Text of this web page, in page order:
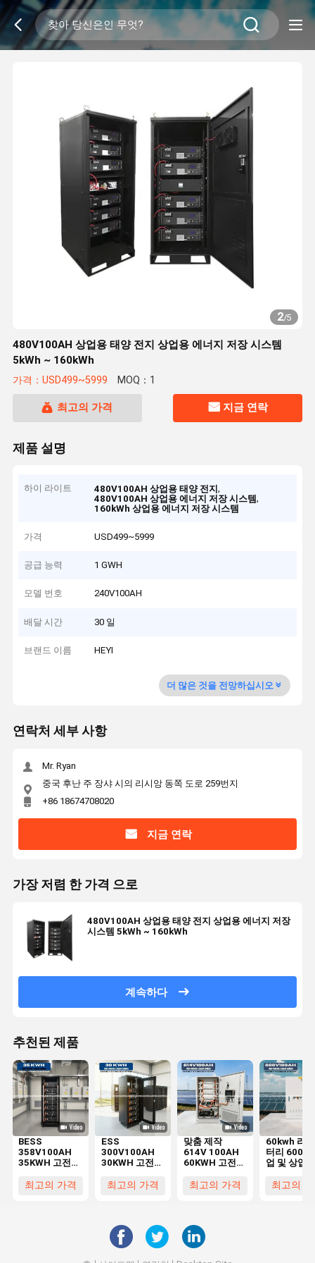
2/5
480V100AH 상업용 태양 전지 상업용 에너지 저장 시스템
5kWh ~ 160kWh
가격：USD499~5999 MOQ：1
최고의 가격 지금 연락
제품 설명
하이 라이트 480V100AH 상업용 태양 전지,
480V100AH 상업용 에너지 저장 시스템,
160kWh 상업용 에너지 저장 시스템
가격 USD499~5999
공급 능력 1 GWH
모델 번호 240V100AH
배달 시간 30 일
브랜드 이름 HEYI
더 많은 것을 전망하십시오
연락처 세부 사항
Mr. Ryan
중국 후난 주 장샤 시의 리시앙 동쪽 도로 259번지
+86 18674708020
지금 연락
가장 저렴 한 가격 으로
480V100AH 상업용 태양 전지 상업용 에너지 저장
시스템 5kWh ~ 160kWh
계속하다
추천된 제품
BESS
358V100AH
35KWH 고전압
너지 저장 시스
최고의 가격
ESS
300V100AH ​​
30KWH 고전압
리 에너지 저장
최고의 가격
맞춤 제작
614V 100AH
60KWH 고전압
저장 시스템
최고의 가격
60kwh 리
터리 600V
업 및 상업
템 고전압
최고의